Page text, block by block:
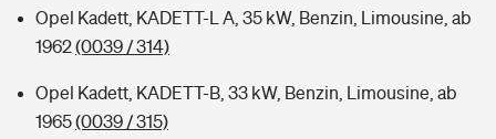
Opel Kadett, KADETT-L A, 35 kW, Benzin, Limousine, ab
1962(0039 / 314)
Opel Kadett, KADETT-B, 33 kW, Benzin, Limousine, ab
1965(0039 / 315)